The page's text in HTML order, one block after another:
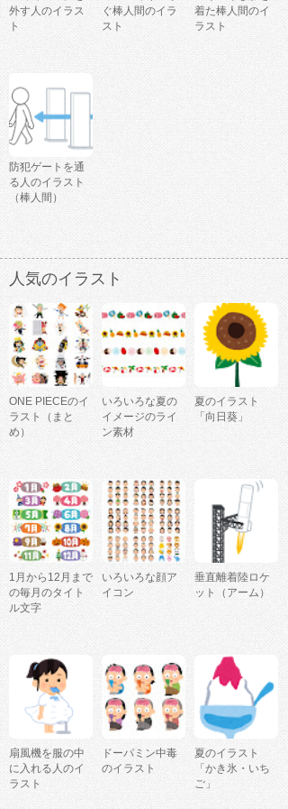
外す人のイラス
ト
ぐ棒人間のイラ
スト
着た棒人間のイ
ラスト
防犯ゲートを通
る人のイラスト
（棒人間）
人気のイラスト
ONE PIECEのイ
ラスト（まと
め）
いろいろな夏の
イメージのライ
ン素材
夏のイラスト
「向日葵」
1月から12月まで
の毎月のタイト
ル文字
いろいろな顔ア
イコン
垂直離着陸ロケ
ット（アーム）
扇風機を服の中
に入れる人のイ
ラスト
ドーパミン中毒
のイラスト
夏のイラスト
「かき氷・いち
ご」